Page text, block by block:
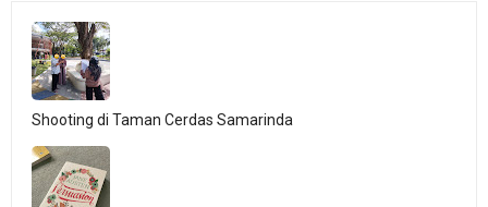
Shooting di Taman Cerdas Samarinda